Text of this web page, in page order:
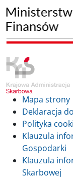
Mapa strony
Deklaracja
Polityka
Klauzula
Gospodarki
Klauzula
Skarbowej